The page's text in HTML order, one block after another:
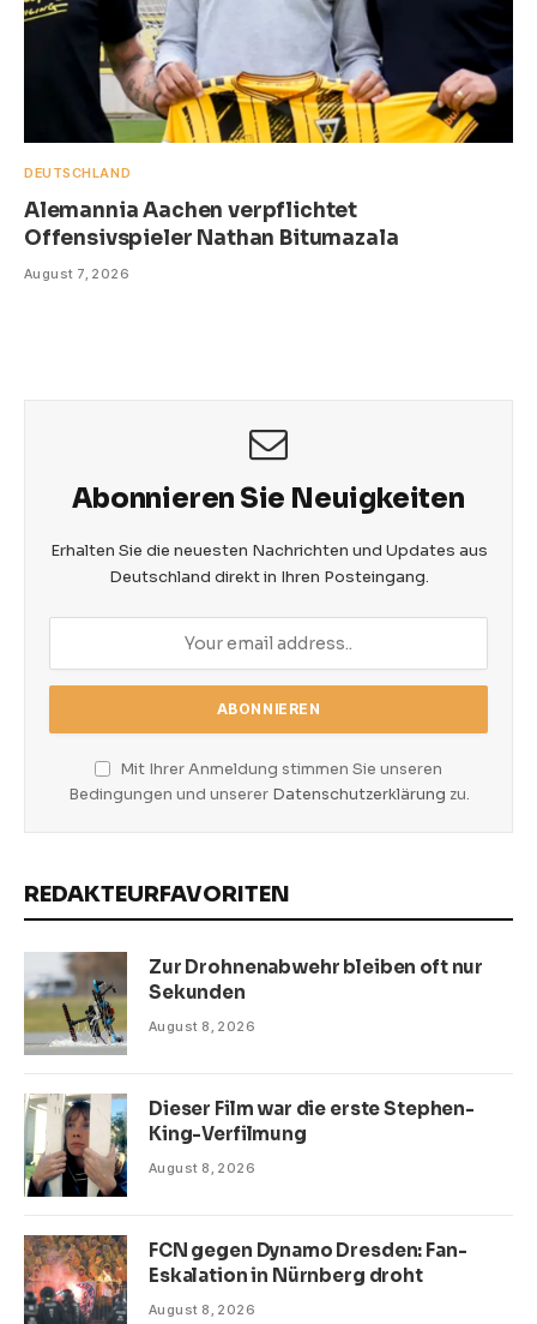
DEUTSCHLAND
Alemannia Aachen verpflichtet
Offensivspieler Nathan Bitumazala
August 7, 2026
Abonnieren Sie Neuigkeiten
Erhalten Sie die neuesten Nachrichten und Updates aus
Deutschland direkt in Ihren Posteingang.
Mit Ihrer Anmeldung stimmen Sie unseren
Bedingungen und unserer Datenschutzerklärung zu.
REDAKTEURFAVORITEN
Zur Drohnenabwehr bleiben oft nur
Sekunden
August 8, 2026
Dieser Film war die erste Stephen-
King-Verfilmung
August 8, 2026
FCN gegen Dynamo Dresden: Fan-
Eskalation in Nürnberg droht
August 8, 2026